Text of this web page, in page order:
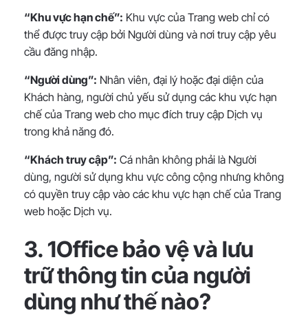
“Khu vực hạn chế”: Khu vực của Trang web chỉ có
thể được truy cập bởi Người dùng và nơi truy cập yêu
cầu đăng nhập.
“Người dùng”: Nhân viên, đại lý hoặc đại diện của
Khách hàng, người chủ yếu sử dụng các khu vực hạn
chế của Trang web cho mục đích truy cập Dịch vụ
trong khả năng đó.
“Khách truy cập”: Cá nhân không phải là Người
dùng, người sử dụng khu vực công cộng nhưng không
có quyền truy cập vào các khu vực hạn chế của Trang
web hoặc Dịch vụ.
3. 1Office bảo vệ và lưu
trữ thông tin của người
dùng như thế nào?